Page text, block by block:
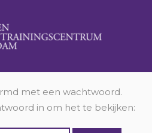
met een wachtwoord.
in om het te bekijken: